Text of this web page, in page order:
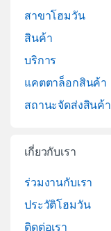
สาขาโฮมวัน
สินค้า
บริการ
แคตตาล็อกสินค้า
สถานะจัดส่งสินค้า
เกี่ยวกับเรา
ร่วมงานกับเรา
ประวัติโฮมวัน
ติดต่อเรา